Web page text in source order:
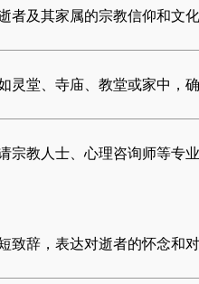
者及其家属的宗教信仰和文
灵堂、寺庙、教堂或家中，
宗教人士、心理咨询师等专
致辞，表达对逝者的怀念和